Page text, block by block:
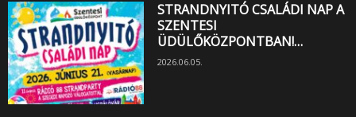
STRANDNYITÓ CSALÁDI NAP A
SZENTESI
ÜDÜLŐKÖZPONTBAN!…
2026.06.05.